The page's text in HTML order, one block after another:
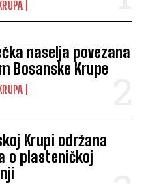
naselja povezana
Bosanske Krupe
Krupi održana
o plasteničkoj